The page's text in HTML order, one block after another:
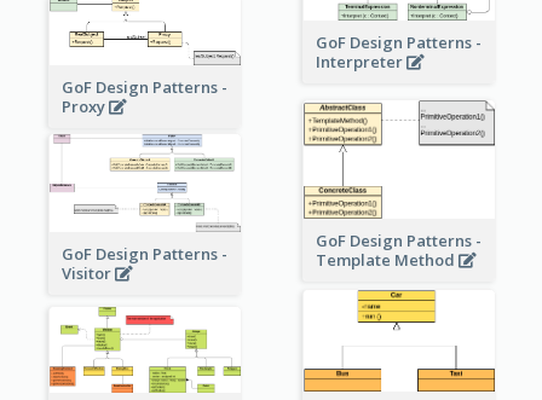
GoF Design Patterns -
Interpreter
GoF Design Patterns -
Proxy
GoF Design Patterns -
Template Method
GoF Design Patterns -
Visitor